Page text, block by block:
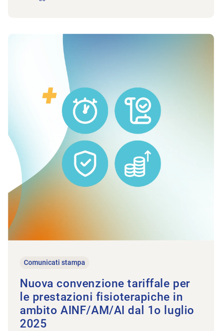
Comunicati stampa
Nuova convenzione tariffale per
le prestazioni fisioterapiche in
ambito AINF/AM/AI dal 1o luglio
2025
All’articolo Nuova convenzione tariffale per le prestazioni